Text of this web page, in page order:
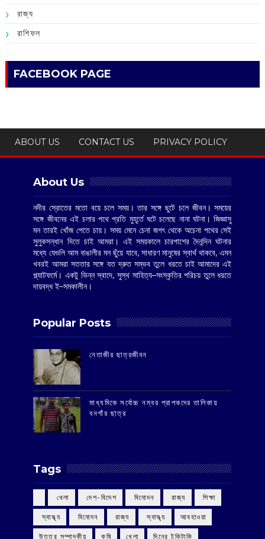
রাজ্য
রাশিফল
FACEBOOK PAGE
ABOUT US CONTACT US PRIVACY POLICY
About Us
নদীর স্রোতের মতো বয়ে চলে সময়। তার সঙ্গে ছুটে চলে জীবন। সময়ের
সঙ্গে জীবনের এই চলার পথে প্রতি মুহূর্তে ঘটে চলেছে নানা ঘটনা। জিজ্ঞাসু
মন তারই খোঁজ পেতে চায়। সময় মেনে চেনা জগৎ থেকে অচেনা পথের সেই
সুলুকসন্ধান দিতে চাই আমরা। এই সময়কালে চারপাশের দৈনন্দিন ঘটনার
মধ্যে যেগুলি আম বাঙালীর মন ছুঁয়ে যাবে, সাধারণ মানুষের স্বার্থ থাকবে, এমন
খবরই আমরা সততার সঙ্গে যত দ্রুত সম্ভব তুলে ধরতে চাই আমাদের এই
প্ল্যাটফর্মে। একটু ভিন্ন স্বাদে, সুস্থ সাহিত্য–সংস্কৃতির পরিচয় তুলে ধরতে
দায়বদ্ধ ই–সমকালীন।
Popular Posts
‌নেতাজীর ছাত্রজীবন
মাধ্যমিকে সর্বোচ্চ নম্বর প্রাপকদের তালিকায়
বনগাঁর ছাত্র
Tags
‌ খেলা ‌ দেশ-বিদেশ ‌ বিনোদন ‌ রাজ্য ‌ শিক্ষা
‌ স্বাস্থ্য ‌ বিনোদন ‌ রাজ্য ‌ স্বাস্থ্য আবহাওয়া
উত্তর সম্পাদকীয় কৃষি খেলা দিনের টুকিটাকি